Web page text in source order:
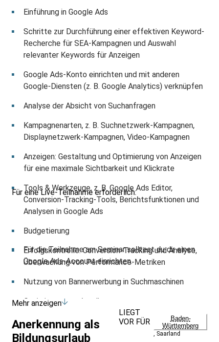
Einführung in Google Ads
Schritte zur Durchführung einer effektiven Keyword-
Recherche für SEA-Kampagnen und Auswahl
relevanter Keywords für Anzeigen
Google Ads-Konto einrichten und mit anderen
Google-Diensten (z. B. Google Analytics) verknüpfen
Analyse der Absicht von Suchanfragen
Kampagnenarten, z. B. Suchnetzwerk-Kampagnen,
Displaynetzwerk-Kampagnen, Video-Kampagnen
Anzeigen: Gestaltung und Optimierung von Anzeigen
für eine maximale Sichtbarkeit und Klickrate
Tools & Werkzeuge, z. B. Google Ads Editor,
Conversion-Tracking-Tools, Berichtsfunktionen und
Analysen in Google Ads
Budgetierung
Erfolgskontrolle: Conversion-Tracking und Analyse,
Überwachung von Performance-Metriken
Nutzung von Bannerwerbung in Suchmaschinen
Optimierung von Landingpages
Tracking-Tools: Vorstellung von Tools zur
Nachverfolgung und Analyse von Klicks, Conversions
Für eine Live-Teilnahme erforderlich:
Für die Teilnahme am Seminar solltest du dir einen
Google Ads-Account einrichten.
Mehr anzeigen
Anerkennung als
Bildungsurlaub
LIEGT
VOR FÜR
Baden-
Württemberg
, Saarland